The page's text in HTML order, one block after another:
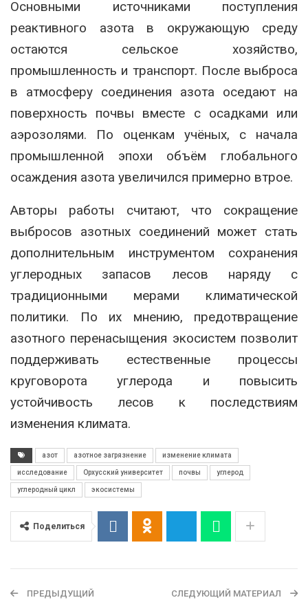
Основными источниками поступления
реактивного азота в окружающую среду
остаются сельское хозяйство,
промышленность и транспорт. После выброса
в атмосферу соединения азота оседают на
поверхность почвы вместе с осадками или
аэрозолями. По оценкам учёных, с начала
промышленной эпохи объём глобального
осаждения азота увеличился примерно втрое.
Авторы работы считают, что сокращение
выбросов азотных соединений может стать
дополнительным инструментом сохранения
углеродных запасов лесов наряду с
традиционными мерами климатической
политики. По их мнению, предотвращение
азотного перенасыщения экосистем позволит
поддерживать естественные процессы
круговорота углерода и повысить
устойчивость лесов к последствиям
изменения климата.
азот азотное загрязнение изменение климата
исследование Орхусский университет почвы углерод
углеродный цикл экосистемы
Поделиться
ПРЕДЫДУЩИЙ
СЛЕДУЮЩИЙ МАТЕРИАЛ